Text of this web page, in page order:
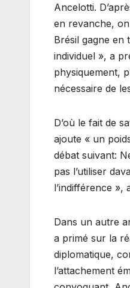
Ancelotti.
en revanche,
Brésil gagne en
individuel », a
physiquement,
nécessaire de
D’où le fait de
ajoute « un
débat suivant:
pas l’utiliser
l’indifférence »,
Dans un autre
a primé sur la
diplomatique,
l’attachement